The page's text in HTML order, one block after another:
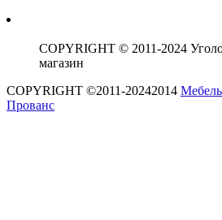
COPYRIGHT © 2011-2024
магазин
COPYRIGHT ©2011-20242014
Прованс